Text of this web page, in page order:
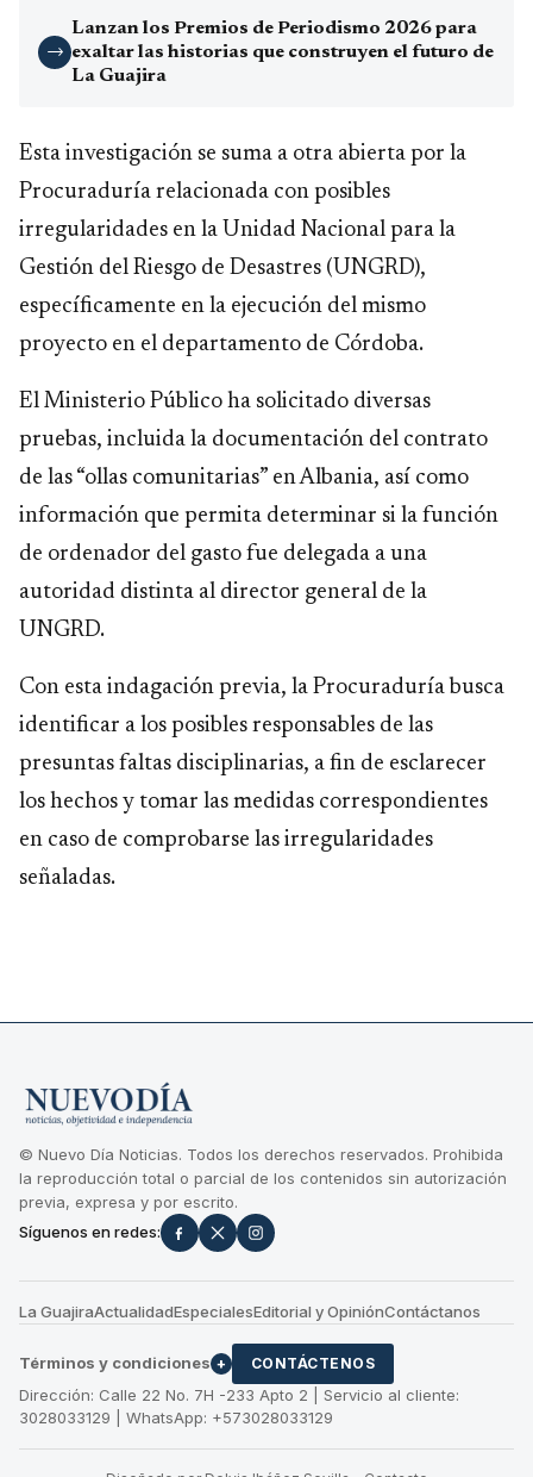
→
Lanzan los Premios de Periodismo 2026 para
exaltar las historias que construyen el futuro de
La Guajira
Esta investigación se suma a otra abierta por la
Procuraduría relacionada con posibles
irregularidades en la Unidad Nacional para la
Gestión del Riesgo de Desastres (UNGRD),
específicamente en la ejecución del mismo
proyecto en el departamento de Córdoba.
El Ministerio Público ha solicitado diversas
pruebas, incluida la documentación del contrato
de las “ollas comunitarias” en Albania, así como
información que permita determinar si la función
de ordenador del gasto fue delegada a una
autoridad distinta al director general de la
UNGRD.
Con esta indagación previa, la Procuraduría busca
identificar a los posibles responsables de las
presuntas faltas disciplinarias, a fin de esclarecer
los hechos y tomar las medidas correspondientes
en caso de comprobarse las irregularidades
señaladas.
© Nuevo Día Noticias. Todos los derechos reservados. Prohibida
la reproducción total o parcial de los contenidos sin autorización
previa, expresa y por escrito.
Síguenos en redes:
La GuajiraActualidadEspecialesEditorial y OpiniónContáctanos
Términos y condiciones + CONTÁCTENOS
Dirección: Calle 22 No. 7H -233 Apto 2 | Servicio al cliente:
3028033129 | WhatsApp: +573028033129